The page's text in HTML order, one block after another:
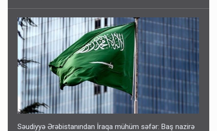
Səudiyyə Ərəbistanından İraqa mühüm səfər: Baş nazirə